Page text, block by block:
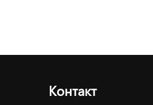
Контакт